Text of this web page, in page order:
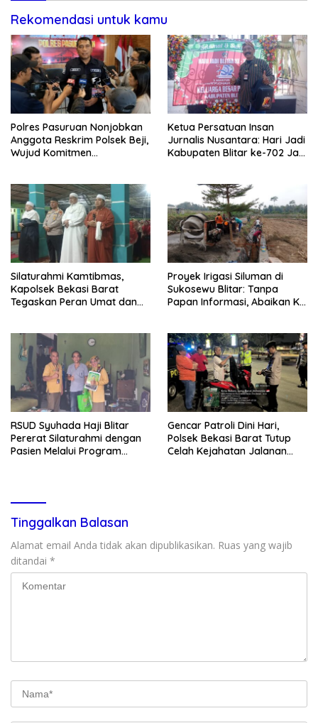
Rekomendasi untuk kamu
Polres Pasuruan Nonjobkan
Anggota Reskrim Polsek Beji,
Wujud Komitmen
Ketua Persatuan Insan
Jurnalis Nusantara: Hari Jadi
Kabupaten Blitar ke-702 Jadi
Silaturahmi Kamtibmas,
Kapolsek Bekasi Barat
Tegaskan Peran Umat dan
Proyek Irigasi Siluman di
Sukosewu Blitar: Tanpa
Papan Informasi, Abaikan K3,
RSUD Syuhada Haji Blitar
Pererat Silaturahmi dengan
Pasien Melalui Program
Gencar Patroli Dini Hari,
Polsek Bekasi Barat Tutup
Celah Kejahatan Jalanan
Tinggalkan Balasan
Alamat email Anda tidak akan dipublikasikan. Ruas yang wajib
ditandai *